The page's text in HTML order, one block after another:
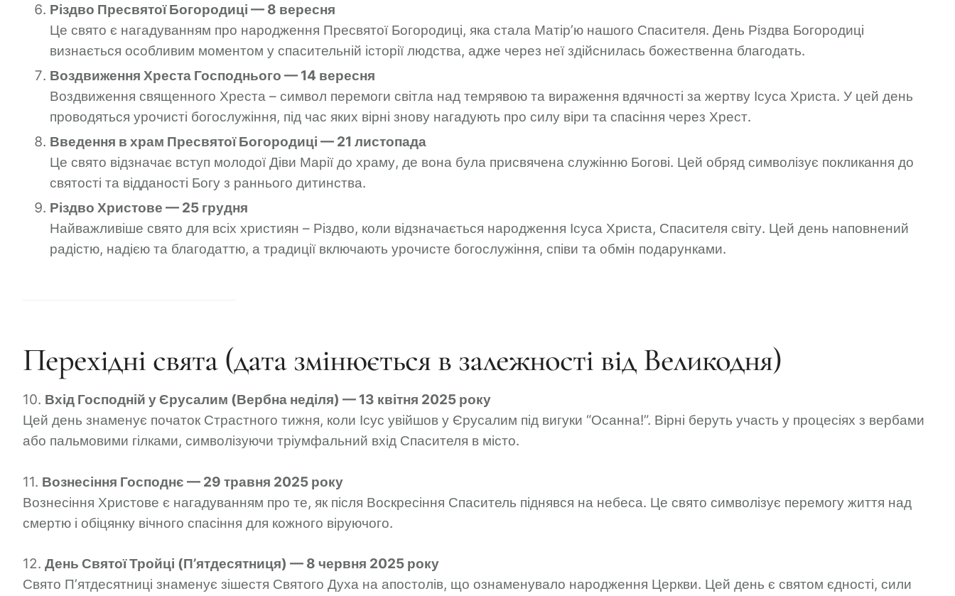
Різдво Пресвятої Богородиці — 8 вересня
Це свято є нагадуванням про народження Пресвятої Богородиці, яка стала Матір’ю нашого Спасителя. День Різдва Богородиці
визнається особливим моментом у спасительній історії людства, адже через неї здійснилась божественна благодать.
Воздвиження Хреста Господнього — 14 вересня
Воздвиження священного Хреста – символ перемоги світла над темрявою та вираження вдячності за жертву Ісуса Христа. У цей день
проводяться урочисті богослужіння, під час яких вірні знову нагадують про силу віри та спасіння через Хрест.
Введення в храм Пресвятої Богородиці — 21 листопада
Це свято відзначає вступ молодої Діви Марії до храму, де вона була присвячена служінню Богові. Цей обряд символізує покликання до
святості та відданості Богу з раннього дитинства.
Різдво Христове — 25 грудня
Найважливіше свято для всіх християн – Різдво, коли відзначається народження Ісуса Христа, Спасителя світу. Цей день наповнений
радістю, надією та благодаттю, а традиції включають урочисте богослужіння, співи та обмін подарунками.
Перехідні свята (дата змінюється в залежності від Великодня)
10. Вхід Господній у Єрусалим (Вербна неділя) — 13 квітня 2025 року
Цей день знаменує початок Страстного тижня, коли Ісус увійшов у Єрусалим під вигуки “Осанна!”. Вірні беруть участь у процесіях з вербами
або пальмовими гілками, символізуючи тріумфальний вхід Спасителя в місто.
11. Вознесіння Господнє — 29 травня 2025 року
Вознесіння Христове є нагадуванням про те, як після Воскресіння Спаситель піднявся на небеса. Це свято символізує перемогу життя над
смертю і обіцянку вічного спасіння для кожного віруючого.
12. День Святої Тройці (П’ятдесятниця) — 8 червня 2025 року
Свято П’ятдесятниці знаменує зішестя Святого Духа на апостолів, що ознаменувало народження Церкви. Цей день є святом єдності, сили